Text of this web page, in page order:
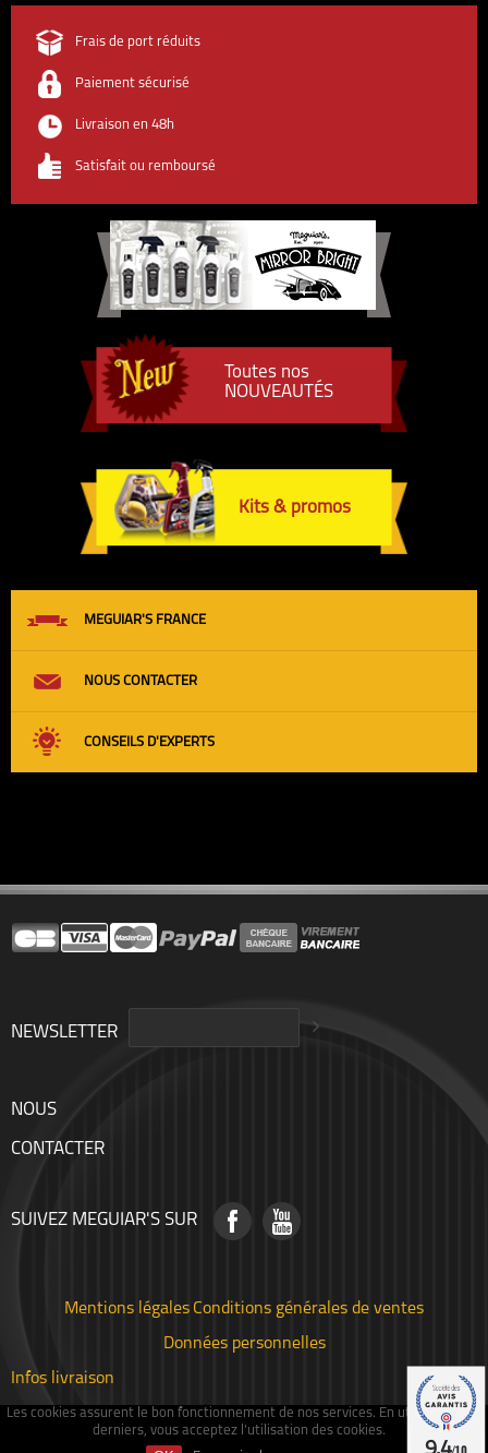
Frais de port réduits
Paiement sécurisé
Livraison en 48h
Satisfait ou remboursé
Toutes nos
NOUVEAUTÉS
Kits & promos
MEGUIAR'S FRANCE
NOUS CONTACTER
CONSEILS D'EXPERTS
NEWSLETTER
NOUS
CONTACTER
SUIVEZ MEGUIAR'S SUR
Mentions légales Conditions générales de ventes
Données personnelles
Infos livraison
Les cookies assurent le bon fonctionnement de nos services. En utilisant ces
derniers, vous acceptez l'utilisation des cookies.